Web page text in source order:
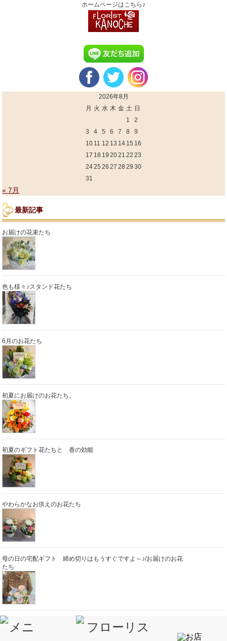
ホームページはこちら♪
2026年8月
月 火 水 木 金 土 日
1
2
3
4 5 6 7 8
9
10 11 12 13 14 15 16
17 18 19 2021 22 23
2425 26 27 28 29 30
31
« 7月
最新記事
お届けの花束たち
色も様々♪スタンド花たち
6月のお花たち
初夏にお届けのお花たち。
初夏のギフト花たちと 香の効能
やわらかなお供えのお花たち
母の日の宅配ギフト 締め切りはもうすぐですよ～♪/お届けのお花
たち
Heart Beat